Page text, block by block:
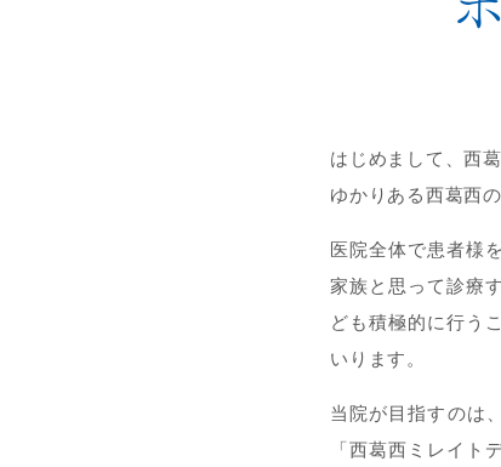
はじめまして、西
ゆかりある西葛西
医院全体で患者様
家族と思って診療
ども積極的に行う
いります。
当院が目指すのは
「西葛西ミレイト